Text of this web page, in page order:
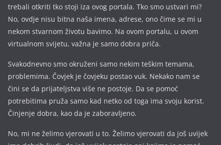
trebali otkriti tko stoji iza ovog portala. Tko smo ustvari mi?
No, ovdje nisu bitna naša imena, adrese, ono čime se mi u
nekom stvarnom životu bavimo. Na ovom portalu, u ovom
virtualnom svijetu, važna je samo dobra priča.
Svakodnevno smo okruženi samo nekim teškim temama,
problemima. Čovjek je čovjeku postao vuk. Nekako nam se
čini se da prijateljstva više ne postoje. Da se pomoć
potrebitima pruža samo kad netko od toga ima svoju korist.
Činjenje dobra, kao da je zaboravljeno.
No, mi ne želimo vjerovati u to. Želimo vjerovati da još uvijek